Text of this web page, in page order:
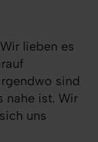
lieben es
sind
nahe ist. Wir
uns